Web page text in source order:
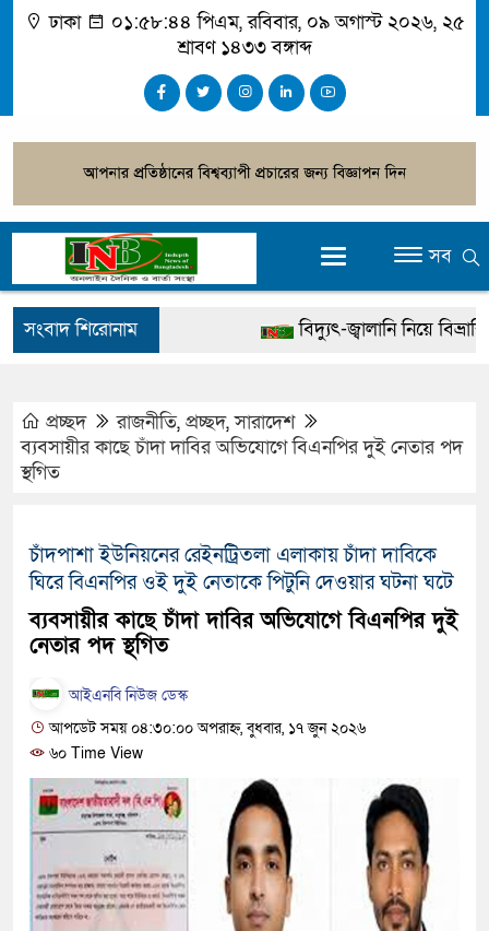
ঢাকা ০১:৫৮:৪৫ পিএম, রবিবার, ০৯ অগাস্ট ২০২৬, ২৫
শ্রাবণ ১৪৩৩ বঙ্গাব্দ
সব
সংবাদ শিরোনাম
বিদ্যুৎ-জ্বালানি নিয়ে বিভ্রান্তি
গ্রেপ্তার
জুলাই স্মৃতি জাদুঘর উদ্বোধন
হবে: প্রধানমন্ত্রী
১৫ মাস পর দেশে ফিরছেন
গাজীপুরে সাতজনকে হত্যার
হারুনসহ ১০ জন
ঢাকার চারপাশে সচল হবে নৌপথ,
রাজধানীর দুই মেট্রো স্টেশনে
প্রচ্ছদ রাজনীতি, প্রচ্ছদ,সারাদেশ
ব্যবসায়ীর কাছে চাঁদা দাবির অভিযোগে বিএনপির দুই নেতার পদ
স্থগিত
চাঁদপাশা ইউনিয়নের রেইনট্রিতলা এলাকায় চাঁদা দাবিকে
ঘিরে বিএনপির ওই দুই নেতাকে পিটুনি দেওয়ার ঘটনা ঘটে
ব্যবসায়ীর কাছে চাঁদা দাবির অভিযোগে বিএনপির দুই
নেতার পদ স্থগিত
আইএনবি নিউজ ডেস্ক
আপডেট সময় ০৪:৩০:০০ অপরাহ্ন, বুধবার, ১৭ জুন ২০২৬
৬০ Time View